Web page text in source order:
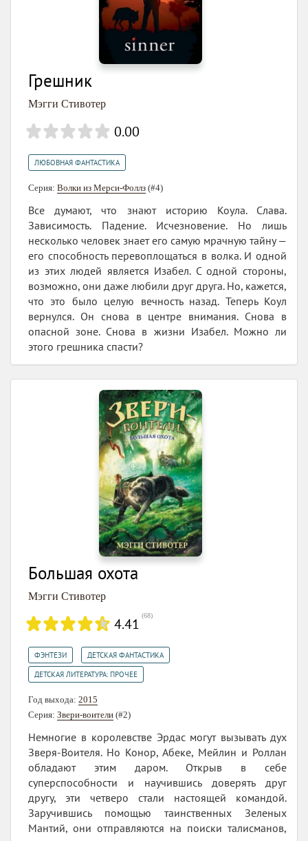
Грешник
Мэгги Стивотер
0.00
ЛЮБОВНАЯ ФАНТАСТИКА
Серия: Волки из Мерси-Фоллз (#4)
Все думают, что знают историю Коула. Слава.
Зависимость. Падение. Исчезновение. Но лишь
несколько человек знает его самую мрачную тайну —
его способность перевоплощаться в волка. И одной
из этих людей является Изабел. С одной стороны,
возможно, они даже любили друг друга. Но, кажется,
что это было целую вечность назад. Теперь Коул
вернулся. Он снова в центре внимания. Снова в
опасной зоне. Снова в жизни Изабел. Можно ли
этого грешника спасти?
Большая охота
Мэгги Стивотер
4.41 (68)
ФЭНТЕЗИ ДЕТСКАЯ ФАНТАСТИКА
ДЕТСКАЯ ЛИТЕРАТУРА: ПРОЧЕЕ
Год выхода: 2015
Серия: Звери-воители (#2)
Немногие в королевстве Эрдас могут вызывать дух
Зверя-Воителя. Но Конор, Абеке, Мейлин и Роллан
обладают этим даром. Открыв в себе
суперспособности и научившись доверять друг
другу, эти четверо стали настоящей командой.
Заручившись помощью таинственных Зеленых
Мантий, они отправляются на поиски талисманов,